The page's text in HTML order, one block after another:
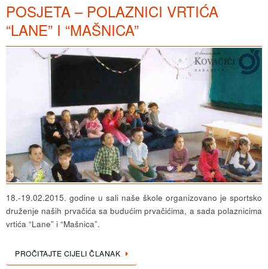
POSJETA – POLAZNICI VRTIĆA
“LANE” I “MAŠNICA”
18.-19.02.2015. godine u sali naše škole organizovano je sportsko
druženje naših prvačića sa budućim prvačićima, a sada polaznicima
vrtića “Lane” i “Mašnica”.
PROČITAJTE CIJELI ČLANAK